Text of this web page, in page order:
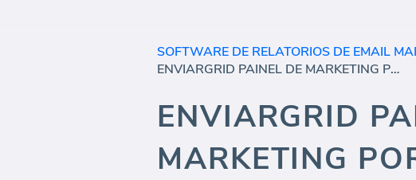
SOFTWARE DE RELATORIOS DE EMAIL
ENVIARGRID PAINEL DE MARKETING POR EMAIL
ENVIARGRID
MARKETING